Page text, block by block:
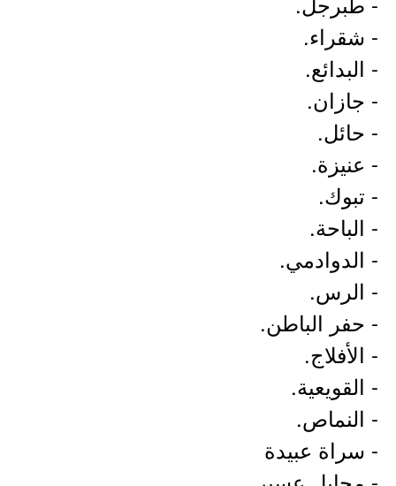
- شقراء.
- البدائع.
- جازان.
- حائل.
- عنيزة.
- تبوك.
- الباحة.
- الدوادمي.
- الرس.
- حفر الباطن.
- الأفلاج.
- القويعية.
- النماص.
- سراة عبيدة